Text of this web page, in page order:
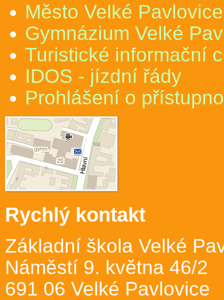
Město Velké Pavlovice
Gymnázium Velké
Turistické informační
IDOS - jízdní řády
Prohlášení o
Rychlý kontakt
Základní škola Velké
Náměstí 9. května 46/2
691 06 Velké Pavlovice